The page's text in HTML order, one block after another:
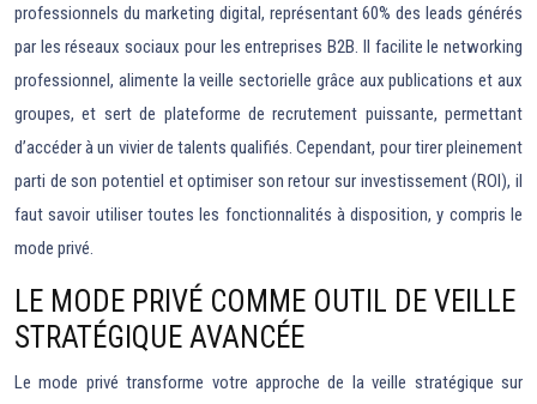
professionnels du marketing digital, représentant 60% des leads générés
par les réseaux sociaux pour les entreprises B2B. Il facilite le networking
professionnel, alimente la veille sectorielle grâce aux publications et aux
groupes, et sert de plateforme de recrutement puissante, permettant
d’accéder à un vivier de talents qualifiés. Cependant, pour tirer pleinement
parti de son potentiel et optimiser son retour sur investissement (ROI), il
faut savoir utiliser toutes les fonctionnalités à disposition, y compris le
mode privé.
LE MODE PRIVÉ COMME OUTIL DE VEILLE
STRATÉGIQUE AVANCÉE
Le mode privé transforme votre approche de la veille stratégique sur